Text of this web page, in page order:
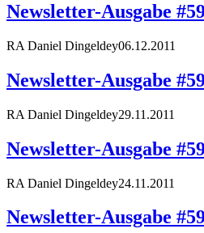
Newsletter-Ausgabe
RA Daniel Dingeldey06.12.2011
Newsletter-Ausgabe
RA Daniel Dingeldey29.11.2011
Newsletter-Ausgabe
RA Daniel Dingeldey24.11.2011
Newsletter-Ausgabe